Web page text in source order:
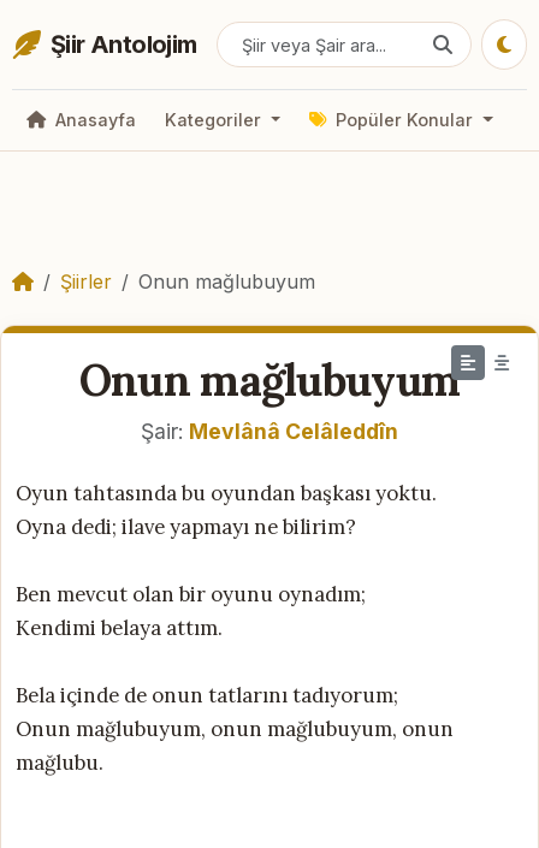
Şiir Antolojim
Anasayfa Kategoriler Popüler Konular
Şiirler Onun mağlubuyum
Onun mağlubuyum
Şair: Mevlânâ Celâleddîn
Oyun tahtasında bu oyundan başkası yoktu.
Oyna dedi; ilave yapmayı ne bilirim?
Ben mevcut olan bir oyunu oynadım;
Kendimi belaya attım.
Bela içinde de onun tatlarını tadıyorum;
Onun mağlubuyum, onun mağlubuyum, onun
mağlubu.